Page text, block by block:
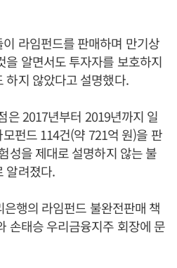
라임펀드를 판매하며 만기상
을 알면서도 투자자를 보호하지
하지 않았다고 설명했다.
은 2017년부터 2019년까지 일
펀드 114건(약 721억 원)을 판
성을 제대로 설명하지 않는 불
알려졌다.
행의 라임펀드 불완전판매 책
손태승 우리금융지주 회장에 문